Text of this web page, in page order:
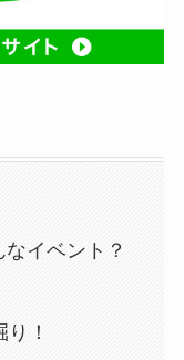
イベント？
！